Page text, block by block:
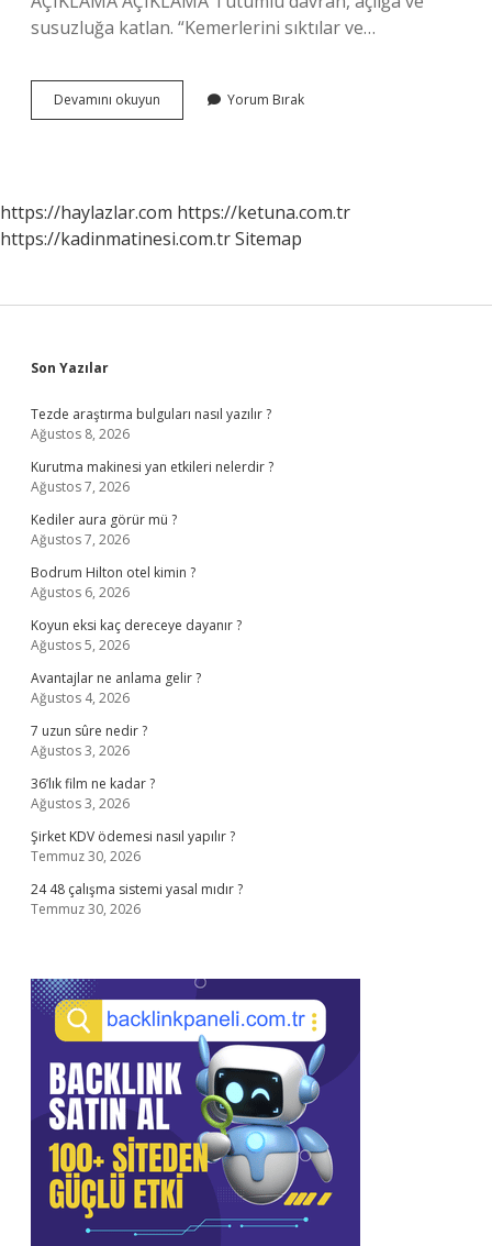
susuzluğa katlan. “Kemerlerini sıktılar ve…
Devamını okuyun Kemerini
Sıkmak
Yorum Bırak
https://haylazlar.com https://ketuna.com.tr
https://kadinmatinesi.com.trSitemap
Sidebar
Son Yazılar
Tezde araştırma bulguları nasıl yazılır ?
Ağustos 8, 2026
Kurutma makinesi yan etkileri nelerdir ?
Ağustos 7, 2026
Kediler aura görür mü ?
Ağustos 7, 2026
Bodrum Hilton otel kimin ?
Ağustos 6, 2026
Koyun eksi kaç dereceye dayanır ?
Ağustos 5, 2026
Avantajlar ne anlama gelir ?
Ağustos 4, 2026
7 uzun sûre nedir ?
Ağustos 3, 2026
36’lık film ne kadar ?
Ağustos 3, 2026
Şirket KDV ödemesi nasıl yapılır ?
Temmuz 30, 2026
24 48 çalışma sistemi yasal mıdır ?
Temmuz 30, 2026